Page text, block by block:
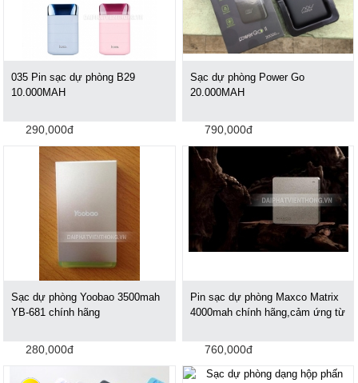
035 Pin sạc dự phòng B29
10.000MAH
290,000đ
Sạc dự phòng Power Go
20.000MAH
790,000đ
Sạc dự phòng Yoobao 3500mah
YB-681 chính hãng
280,000đ
Pin sạc dự phòng Maxco Matrix
4000mah chính hãng,cảm ứng từ
760,000đ